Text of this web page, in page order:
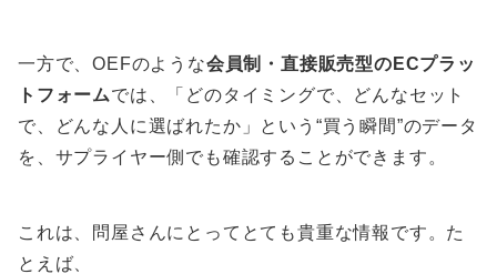
一方で、OEFのような会員制・直接販売型のECプラッ
トフォームでは、「どのタイミングで、どんなセット
で、どんな人に選ばれたか」という“買う瞬間”のデータ
を、サプライヤー側でも確認することができます。
これは、問屋さんにとってとても貴重な情報です。た
とえば、